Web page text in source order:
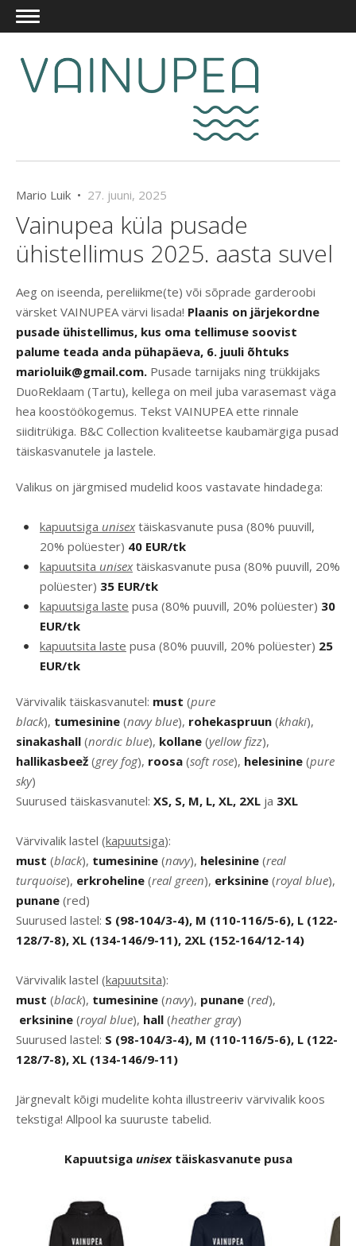
Mario Luik • 27. juuni, 2025
Vainupea küla pusade
ühistellimus 2025. aasta suvel
Aeg on iseenda, pereliikme(te) või sõprade garderoobi
värsket VAINUPEA värvi lisada! Plaanis on järjekordne
pusade ühistellimus, kus oma tellimuse soovist
palume teada anda pühapäeva, 6. juuli õhtuks
marioluik@gmail.com. Pusade tarnijaks ning trükkijaks
DuoReklaam (Tartu), kellega on meil juba varasemast väga
hea koostöökogemus. Tekst VAINUPEA ette rinnale
siiditrükiga. B&C Collection kvaliteetse kaubamärgiga pusad
täiskasvanutele ja lastele.
Valikus on järgmised mudelid koos vastavate hindadega:
kapuutsiga unisextäiskasvanute pusa (80% puuvill,
20% polüester) 40 EUR/tk
kapuutsita unisex täiskasvanute pusa (80% puuvill, 20%
polüester) 35 EUR/tk
kapuutsiga laste pusa (80% puuvill, 20% polüester) 30
EUR/tk
kapuutsita laste pusa (80% puuvill, 20% polüester) 25
EUR/tk
Värvivalik täiskasvanutel: must (pure
black), tumesinine (navy blue), rohekaspruun (khaki),
sinakashall (nordic blue), kollane (yellow fizz),
hallikasbeež (grey fog), roosa (soft rose), helesinine (pure
sky)
Suurused täiskasvanutel: XS, S, M, L, XL, 2XL ja 3XL
Värvivalik lastel (kapuutsiga):
must (black), tumesinine (navy), helesinine (real
turquoise), erkroheline (real green), erksinine (royal blue),
punane (red)
Suurused lastel: S (98-104/3-4), M (110-116/5-6), L (122-
128/7-8), XL (134-146/9-11), 2XL (152-164/12-14)
Värvivalik lastel (kapuutsita):
must (black), tumesinine (navy), punane (red),
erksinine (royal blue), hall (heather gray)
Suurused lastel: S (98-104/3-4), M (110-116/5-6), L (122-
128/7-8), XL (134-146/9-11)
Järgnevalt kõigi mudelite kohta illustreeriv värvivalik koos
tekstiga! Allpool ka suuruste tabelid.
Kapuutsiga unisextäiskasvanute pusa